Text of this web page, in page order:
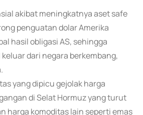
akibat meningkatnya aset safe
penguatan dolar Amerika
hasil obligasi AS, sehingga
dari negara berkembang,
yang dipicu gejolak harga
di Selat Hormuz yang turut
harga komoditas lain seperti emas